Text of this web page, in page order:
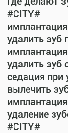
#CITY#
удалить зуб
удалить зуб
седация при
вылечить
удаление
#CITY#